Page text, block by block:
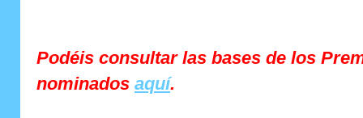
Podéis consultar las bases de los
nominados aquí.